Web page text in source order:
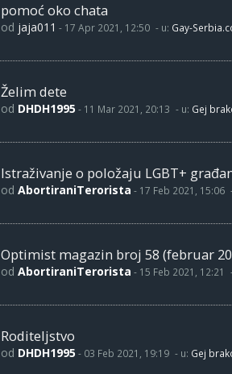
pomoć oko chata
od jaja011 - 17 Apr 2021, 12:50 - u: Gay-
Želim dete
od DHDH1995 - 11 Mar 2021, 20:13 - u: Gej
Istraživanje o položaju LGBT+
od AbortiraniTerorista - 17 Feb 2021, 15:06
Optimist magazin broj 58 (februar
od AbortiraniTerorista - 15 Feb 2021, 12:21
Roditeljstvo
od DHDH1995 - 03 Feb 2021, 19:19 - u: Gej